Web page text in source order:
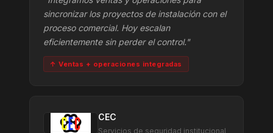
sincronizar los proyectos de instalación con el
proceso comercial. Hoy escalan
eficientemente sin perder el control."
↑ Ventas + operaciones integradas
CEC
Servicios de seguridad institucional